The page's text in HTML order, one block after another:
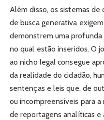
Além disso, os sistemas
de busca generativa
demonstrem uma
no qual estão inseridos. O
ao nicho legal consegue
da realidade do cidadão,
sentenças e leis que, de
ou incompreensíveis para
de reportagens analíticas